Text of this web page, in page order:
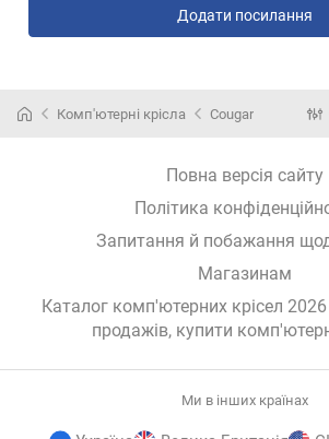
Додати посилання
Комп'ютерні крісла Cougar
Повна версія сайту
Політика
Запитання й побажання
Магазинам
Каталог комп'ютерних крісел 2026
продажів, купити
Ми в інших країнах